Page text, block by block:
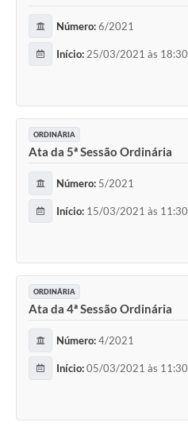
Número:6/2021
Início: 25/03/2021 às 18:30
ORDINÁRIA
Ata da 5ª Sessão Ordinária
Número: 5/2021
Início: 15/03/2021 às 11:30
ORDINÁRIA
Ata da 4ª Sessão Ordinária
Número:4/2021
Início:05/03/2021 às 11:30